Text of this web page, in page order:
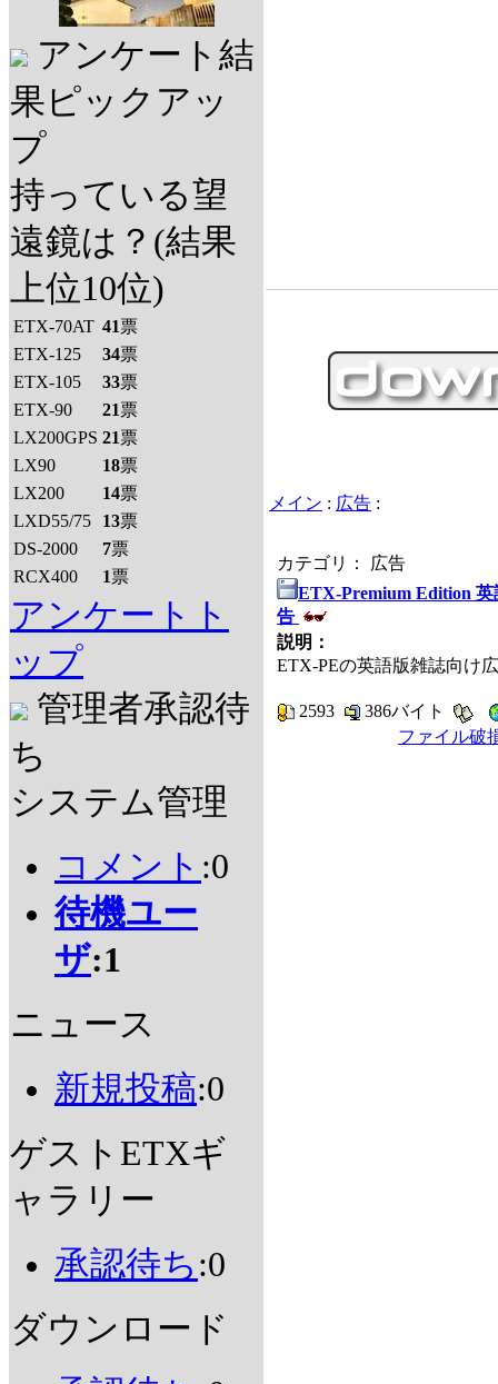
アンケート結
果ピックアッ
プ
持っている望
遠鏡は？(結果
上位10位)
ETX-70AT 41票
ETX-125
34票
ETX-105
33票
ETX-90
21票
LX200GPS 21票
LX90
18票
LX200
14票
LXD55/75
13票
DS-2000
7票
RCX400
1票
アンケートト
ップ
管理者承認待
ち
システム管理
コメント :0
待機ユー
ザ:1
ニュース
新規投稿:0
ゲストETXギ
ャラリー
承認待ち :0
ダウンロード
メイン : 広告 :
カテゴリ： 広告
ETX-Premium Edition 英
告
説明：
ETX-PEの英語版雑誌向け
2593
386バイト
ファイル破